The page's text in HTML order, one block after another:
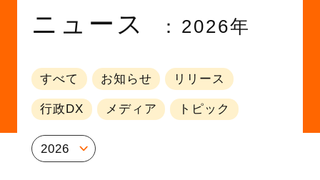
ニュース 2026年
すべて お知らせ リリース
行政DX メディア トピック
2026